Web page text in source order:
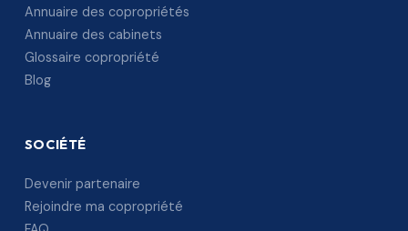
Annuaire des copropriétés
Annuaire des cabinets
Glossaire copropriété
Blog
SOCIÉTÉ
Devenir partenaire
Rejoindre ma copropriété